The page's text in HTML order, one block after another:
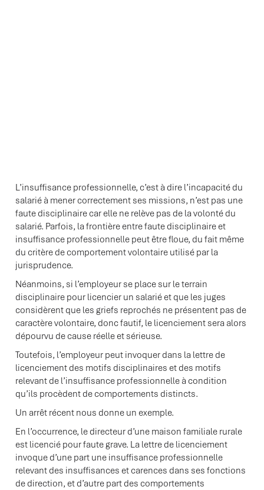
L’insuffisance professionnelle, c’est à dire l’incapacité du
salarié à mener correctement ses missions, n’est pas une
faute disciplinaire car elle ne relève pas de la volonté du
salarié. Parfois, la frontière entre faute disciplinaire et
insuffisance professionnelle peut être floue, du fait même
du critère de comportement volontaire utilisé par la
jurisprudence.
Néanmoins, si l’employeur se place sur le terrain
disciplinaire pour licencier un salarié et que les juges
considèrent que les griefs reprochés ne présentent pas de
caractère volontaire, donc fautif, le licenciement sera alors
dépourvu de cause réelle et sérieuse.
Toutefois, l’employeur peut invoquer dans la lettre de
licenciement des motifs disciplinaires et des motifs
relevant de l’insuffisance professionnelle à condition
qu’ils procèdent de comportements distincts.
Un arrêt récent nous donne un exemple.
En l’occurrence, le directeur d’une maison familiale rurale
est licencié pour faute grave. La lettre de licenciement
invoque d’une part une insuffisance professionnelle
relevant des insuffisances et carences dans ses fonctions
de direction, et d’autre part des comportements